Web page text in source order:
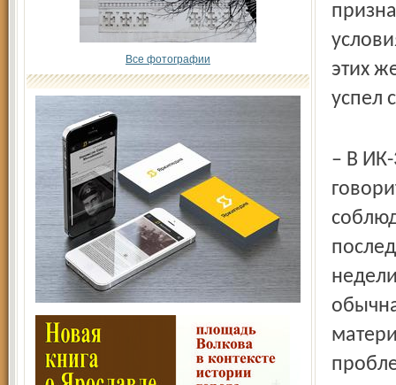
Все фотографии
этих
успел
– В